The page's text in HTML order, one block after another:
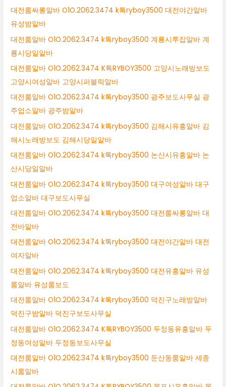
대전룸싸롱알바 O1O.2062.3474 k톡ryboy3500 대전야간알바
유성밤알바
대전룸알바 O1O.2062.3474 k톡ryboy3500 계룡시투잡알바 계
룡시당일알바
대전룸알바 O1O.2062.3474 K톡RYBOY3500 고양시노래방보도
고양시여성알바 고양시퍼블릭알바
대전룸알바 O1O.2062.3474 k톡ryboy3500 광주보도사무실 광
주업소알바 광주밤알바
대전룸알바 O1O.2062.3474 k톡ryboy3500 김해시유흥알바 김
해시노래방보도 김해시당일알바
대전룸알바 O1O.2062.3474 k톡ryboy3500 논산시유흥알바 논
산시당일알바
대전룸알바 O1O.2062.3474 k톡ryboy3500 대구여성알바 대구
업소알바 대구보도사무실
대전룸알바 O1O.2062.3474 k톡ryboy3500 대전룸싸롱알바 대
전바알바
대전룸알바 O1O.2062.3474 k톡ryboy3500 대전야간알바 대전
여자알바
대전룸알바 O1O.2062.3474 k톡ryboy3500 대전유흥알바 유성
룸알바 유성룸보도
대전룸알바 O1O.2062.3474 k톡ryboy3500 덕진구노래방알바
덕진구밤알바 덕진구보도사무실
대전룸알바 O1O.2062.3474 K톡RYBOY3500 두정동유흥알바 두
정동여성알바 두정동보도사무실
대전룸알바 O1O.2062.3474 k톡ryboy3500 둔산동룸알바 세종
시룸알바